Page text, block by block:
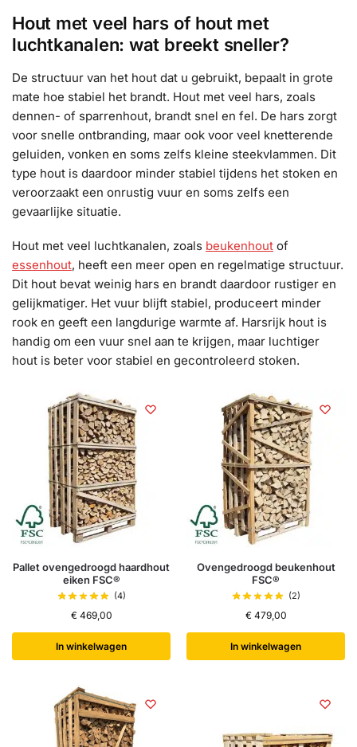
Hout met veel hars of hout met
luchtkanalen: wat breekt sneller?
De structuur van het hout dat u gebruikt, bepaalt in grote
mate hoe stabiel het brandt. Hout met veel hars, zoals
dennen- of sparrenhout, brandt snel en fel. De hars zorgt
voor snelle ontbranding, maar ook voor veel knetterende
geluiden, vonken en soms zelfs kleine steekvlammen. Dit
type hout is daardoor minder stabiel tijdens het stoken en
veroorzaakt een onrustig vuur en soms zelfs een
gevaarlijke situatie.
Hout met veel luchtkanalen, zoals beukenhout of
essenhout, heeft een meer open en regelmatige structuur.
Dit hout bevat weinig hars en brandt daardoor rustiger en
gelijkmatiger. Het vuur blijft stabiel, produceert minder
rook en geeft een langdurige warmte af. Harsrijk hout is
handig om een vuur snel aan te krijgen, maar luchtiger
hout is beter voor stabiel en gecontroleerd stoken.
Pallet ovengedroogd haardhout
eiken FSC®
(4)
€469,00
In winkelwagen
Ovengedroogd beukenhout
FSC®
(2)
€479,00
In winkelwagen